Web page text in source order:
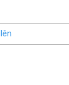
lên